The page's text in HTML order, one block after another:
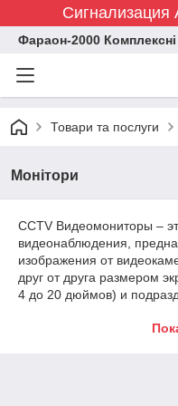
Сигнализация
Фараон-2000
Товари та послуги
Монітори
CCTV Видеомониторы –
видеонаблюдения,
изображения от
друг от друга размером
4 до 20 дюймов) и
использовать в случае,